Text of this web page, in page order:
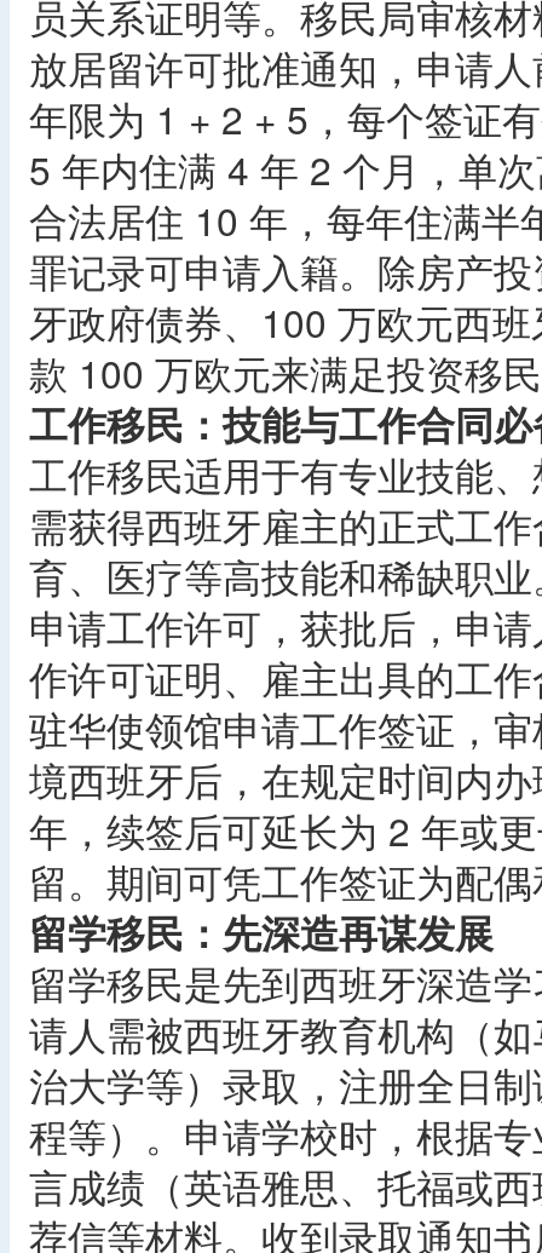
员关系证明等。移民局审核
放居留许可批准通知，申请
年限为 1 + 2 + 5，每个签证
5 年内住满 4 年 2 个月，单
合法居住 10 年，每年住满半
罪记录可申请入籍。除房产
牙政府债券、100 万欧元西
款 100 万欧元来满足投资移
工作移民：技能与工作合同
工作移民适用于有专业技能
需获得西班牙雇主的正式工
育、医疗等高技能和稀缺职
申请工作许可，获批后，申
作许可证明、雇主出具的工
驻华使领馆申请工作签证，
境西班牙后，在规定时间内
年，续签后可延长为 2 年或
留。期间可凭工作签证为配
留学移民：先深造再谋发展
留学移民是先到西班牙深造
请人需被西班牙教育机构（
治大学等）录取，注册全日
程等）。申请学校时，根据
言成绩（英语雅思、托福或
荐信等材料。收到录取通知